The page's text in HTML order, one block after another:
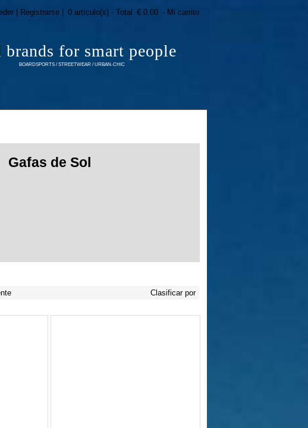
brands for smart people
BOARDSPORTS / STREETWEAR / URBAN-CHIC
| Registrarse | 0 artículo(s) - Total € 0,00 - Mi carrito
Gafas de Sol
Clasificar por